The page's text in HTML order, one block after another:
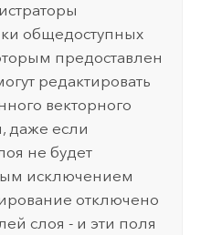
общедоступных
предоставлен
редактировать
векторного
даже если
не будет
исключением
отключено
слоя - и эти поля